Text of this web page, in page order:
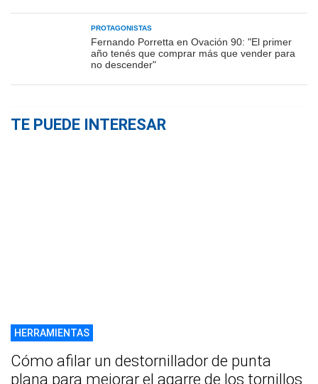
PROTAGONISTAS
Fernando Porretta en Ovación 90: "El primer
año tenés que comprar más que vender para
no descender"
TE PUEDE INTERESAR
HERRAMIENTAS
Cómo afilar un destornillador de punta
plana para mejorar el agarre de los tornillos